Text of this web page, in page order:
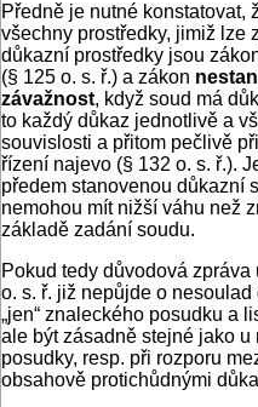
Předně je nutné konstatovat,
všechny prostředky, jimiž lze
důkazní prostředky jsou
(§ 125 o. s. ř.) a zákon
závažnost, když soud má
to každý důkaz jednotlivě a
souvislosti a přitom pečlivě
řízení najevo (§ 132 o. s. ř.).
předem stanovenou důkazní
nemohou mít nižší váhu než
základě zadání soudu.
Pokud tedy důvodová
o. s. ř. již nepůjde o
„jen“ znaleckého posudku a
ale být zásadně stejné jako
posudky, resp. při rozporu
obsahově protichůdnými